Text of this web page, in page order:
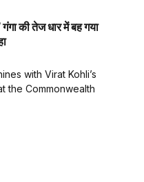
की तेज धार में बह गया